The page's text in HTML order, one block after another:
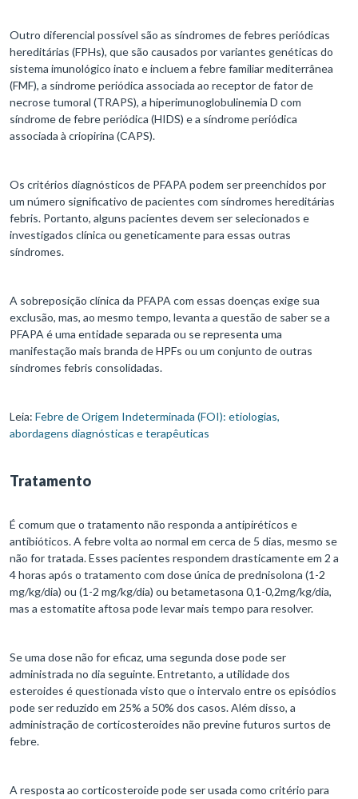
Outro diferencial possível são as síndromes de febres periódicas
hereditárias (FPHs), que são causados por variantes genéticas do
sistema imunológico inato e incluem a febre familiar mediterrânea
(FMF), a síndrome periódica associada ao receptor de fator de
necrose tumoral (TRAPS), a hiperimunoglobulinemia D com
síndrome de febre periódica (HIDS) e a síndrome periódica
associada à criopirina (CAPS).
Os critérios diagnósticos de PFAPA podem ser preenchidos por
um número significativo de pacientes com síndromes hereditárias
febris. Portanto, alguns pacientes devem ser selecionados e
investigados clínica ou geneticamente para essas outras
síndromes.
A sobreposição clínica da PFAPA com essas doenças exige sua
exclusão, mas, ao mesmo tempo, levanta a questão de saber se a
PFAPA é uma entidade separada ou se representa uma
manifestação mais branda de HPFs ou um conjunto de outras
síndromes febris consolidadas.
Leia: Febre de Origem Indeterminada (FOI): etiologias,
abordagens diagnósticas e terapêuticas
Tratamento
É comum que o tratamento não responda a antipiréticos e
antibióticos. A febre volta ao normal em cerca de 5 dias, mesmo se
não for tratada. Esses pacientes respondem drasticamente em 2 a
4 horas após o tratamento com dose única de prednisolona (1-2
mg/kg/dia) ou (1-2 mg/kg/dia) ou betametasona 0,1-0,2mg/kg/dia,
mas a estomatite aftosa pode levar mais tempo para resolver.
Se uma dose não for eficaz, uma segunda dose pode ser
administrada no dia seguinte. Entretanto, a utilidade dos
esteroides é questionada visto que o intervalo entre os episódios
pode ser reduzido em 25% a 50% dos casos. Além disso, a
administração de corticosteroides não previne futuros surtos de
febre.
A resposta ao corticosteroide pode ser usada como critério para